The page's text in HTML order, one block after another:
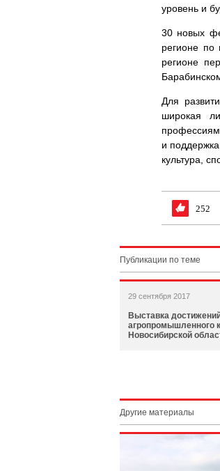
уровень и
30 новых
регионе по
регионе
Для
широкая
и
культура,
252
Публикации по теме
29 сентября 2017
Выставка
агропромышленного
Новосибирской
Другие материалы